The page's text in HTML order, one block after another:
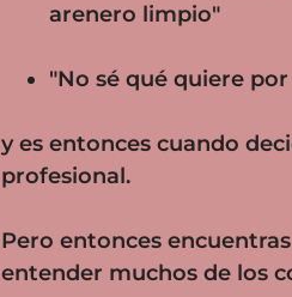
arenero limpio"
"No sé qué quiere
y es entonces cuando
profesional.
Pero entonces
entender muchos de los